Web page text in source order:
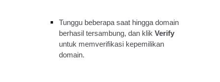
Tunggu beberapa saat hingga domain
berhasil tersambung, dan klikVerify
untuk memverifikasi kepemilikan
domain.